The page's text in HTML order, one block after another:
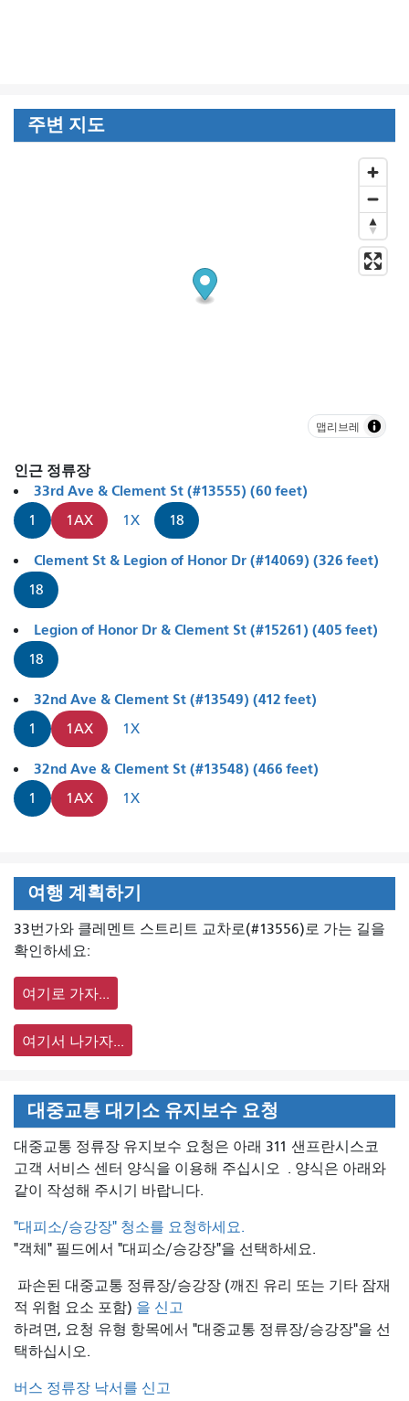
주변 지도
맵리브레
인근 정류장
33rd Ave & Clement St (#13555) (60 feet)
1 1AX 1X 18
Clement St & Legion of Honor Dr (#14069) (326 feet)
18
Legion of Honor Dr & Clement St (#15261) (405 feet)
18
32nd Ave & Clement St (#13549) (412 feet)
1 1AX 1X
32nd Ave & Clement St (#13548) (466 feet)
1 1AX 1X
여행 계획하기
33번가와 클레멘트 스트리트 교차로(#13556)로 가는 길을
확인하세요:
여기로 가자...
여기서 나가자...
대중교통 대기소 유지보수 요청
대중교통 정류장 유지보수 요청은 아래 311 샌프란시스코
고객 서비스 센터 양식을 이용해 주십시오 . 양식은 아래와
같이 작성해 주시기 바랍니다.
"대피소/승강장" 청소를 요청하세요.
"객체" 필드에서 "대피소/승강장"을 선택하세요.
파손된 대중교통 정류장/승강장 (깨진 유리 또는 기타 잠재
적 위험 요소 포함) 을 신고
하려면, 요청 유형 항목에서 "대중교통 정류장/승강장"을 선
택하십시오.
버스 정류장 낙서를 신고